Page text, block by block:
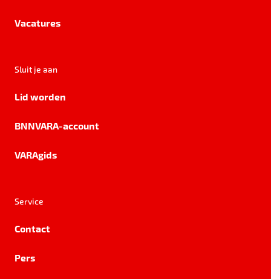
Vacatures
Sluit je aan
Lid worden
BNNVARA-account
VARAgids
Service
Contact
Pers